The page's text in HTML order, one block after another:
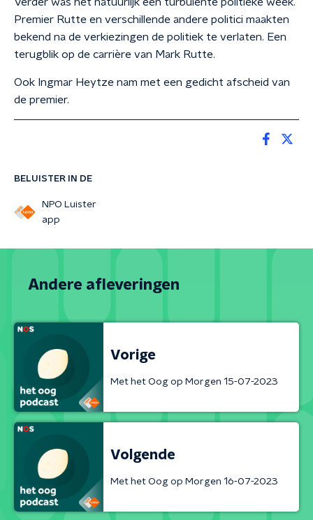
BELUISTER IN DE
NPO Luister
app
Premier Rutte en verschillende andere politici maakten
bekend na de verkiezingen de politiek te verlaten. Een
terugblik op de carrière van Mark Rutte.
Ook Ingmar Heytze nam met een gedicht afscheid van
de premier.
Andere afleveringen
Vorige
Met het Oog op Morgen 15-07-2023
Volgende
Met het Oog op Morgen 16-07-2023